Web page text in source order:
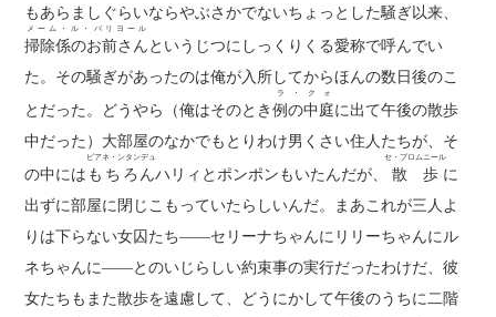
もあらましぐらいならやぶさかでないちょっとした騒ぎ以来、
掃除係のお前さん
メーム・ル・バリヨール
というじつにしっくりくる愛称で呼んでい
た。その騒ぎがあったのは俺が入所してからほんの数日後のこ
とだった。どうやら（俺はそのとき例の中庭
ラ・クォ
に出て午後の散歩
中だった）大部屋のなかでもとりわけ男くさい住人たちが、そ
の中には もちろん
ビアネ・ンタンデュ
ハリィとポンポンもいたんだが、 散歩
セ・プロムニール
に
出ずに部屋に閉じこもっていたらしいんだ。まあこれが三人よ
りは下らない女囚たち――セリーナちゃんにリリーちゃんにル
ネちゃんに――とのいじらしい約束事の実行だったわけだ、彼
女たちもまた散歩を遠慮して、どうにかして午後のうちに二階